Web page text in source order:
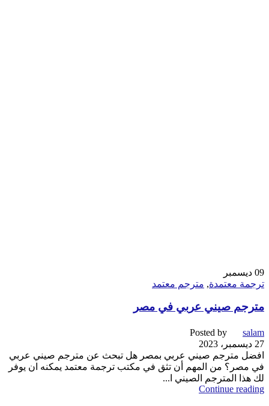
09 ديسمبر
ترجمة معتمدة, مترجم معتمد
مترجم صيني عربي في مصر
Posted by
salam
27 ديسمبر، 2023
افضل مترجم صيني عربي بمصر هل تبحث عن مترجم صيني عربي
في مصر؟ من المهم أن تثق في مكتب ترجمة معتمد يمكنه ان يوفر
لك هذا المترجم الصيني ا...
Continue reading